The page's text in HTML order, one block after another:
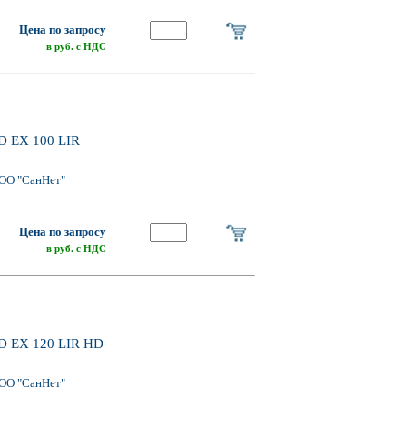
Цена по запросу
в руб. с НДС
EX 100 LIR
"СанНет"
Цена по запросу
в руб. с НДС
EX 120 LIR HD
"СанНет"